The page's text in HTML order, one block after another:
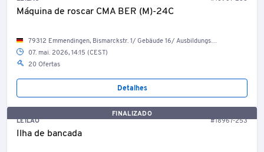
Máquina de roscar CMA BER (M)-24C
79312 Emmendingen, Bismarckstr. 1/ Gebäude 16/ Ausbildungswerkstatt
07. mai. 2026, 14:15 (CEST)
20 Ofertas
Detalhes
FINALIZADO
LEILÃO
#18967-253
Ilha de bancada